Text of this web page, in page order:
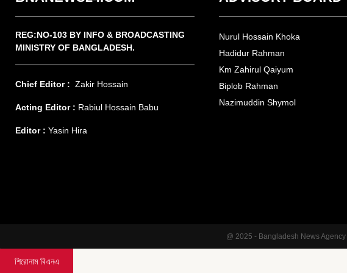
REG:NO-103 BY INFO & BROADCASTING
MINISTRY OF BANGLADESH.
Chief Editor : Zakir Hossain
Acting Editor : Rabiul Hossain Babu
Editor : Yasin Hira
Nurul Hossain Khoka
Hadidur Rahman
Km Zahirul Qaiyum
Biplob Rahman
Nazimuddin Shymol
@ 2025 - Bangladesh News
শিরোনাম বিএনএ